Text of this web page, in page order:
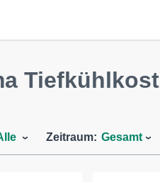
Tiefkühlkost
Zeitraum: Gesamt